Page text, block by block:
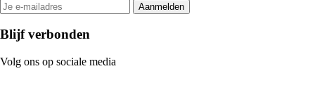
Aanmelden
Blijf verbonden
Volg ons op sociale media